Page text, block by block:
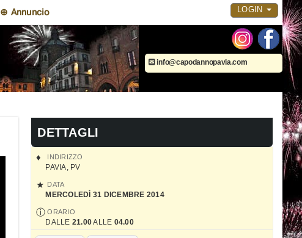
⊕ Annuncio LOGIN
info@capodannopavia.com
DETTAGLI
INDIRIZZO
PAVIA, PV
DATA
MERCOLEDÌ 31 DICEMBRE 2014
ORARIO
DALLE 21.00ALLE 04.00